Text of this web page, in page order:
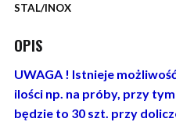
STAL/INOX
OPIS
UWAGA ! Istnieje
ilości np. na próby, przy
będzie to 30 szt. przy